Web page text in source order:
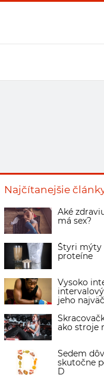
Najčítanejšie
Aké
má sex?
Štyri mýty
proteíne
Vysoko
jeho
ako stroje
Sedem
skutočne
D